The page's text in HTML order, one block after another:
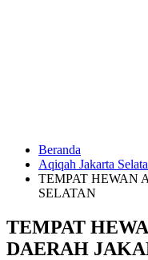
HUBUNGI
KAMI
Beranda
Aqiqah Jakarta
TEMPAT HEWAN
SELATAN
TEMPAT
DAERAH